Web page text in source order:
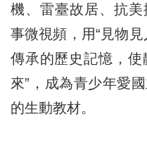
機、雷臺故居、抗
事微視頻，用“ 見物
傳承的歷史記憶，使
來”，成為青少年愛
的生動教材。